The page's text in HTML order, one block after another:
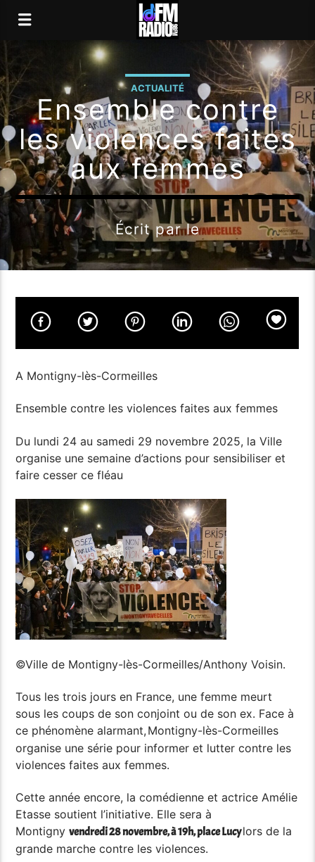
ACTUALITÉ
Ensemble contre
les violences faites
aux femmes
Écrit parle
A Montigny-lès-Cormeilles
Ensemble contre les violences faites aux femmes
Du lundi 24 au samedi 29 novembre 2025, la Ville
organise une semaine d’actions pour sensibiliser et
faire cesser ce fléau
©Ville de Montigny-lès-Cormeilles/Anthony Voisin.
Tous les trois jours en France, une femme meurt
sous les coups de son conjoint ou de son ex. Face à
ce phénomène alarmant, Montigny-lès-Cormeilles
organise une série pour informer et lutter contre les
violences faites aux femmes.
Cette année encore, la comédienne et actrice Amélie
Etasse soutient l’initiative. Elle sera à
Montignyvendredi 28 novembre, à 19h, place Lucylors de la
grande marche contre les violences.